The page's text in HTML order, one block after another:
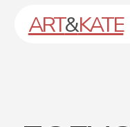
ART&KATE